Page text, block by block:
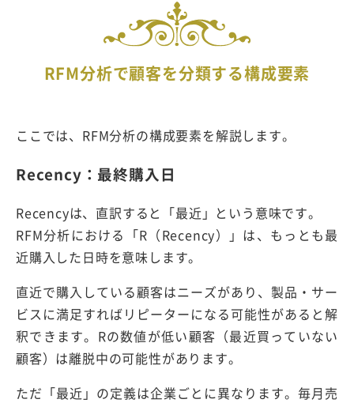
RFM分析で顧客を分類する構成要素
ここでは、RFM分析の構成要素を解説します。
Recency：最終購入日
Recencyは、直訳すると「最近」という意味です。
RFM分析における「R（Recency）」は、もっとも最
近購入した日時を意味します。
直近で購入している顧客はニーズがあり、製品・サー
ビスに満足すればリピーターになる可能性があると解
釈できます。Rの数値が低い顧客（最近買っていない
顧客）は離脱中の可能性があります。
ただ「最近」の定義は企業ごとに異なります。毎月売